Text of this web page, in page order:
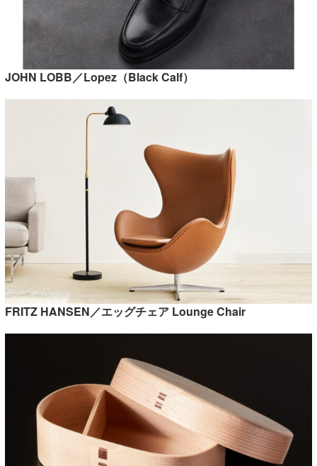
JOHN LOBB／Lopez（Black Calf）
FRITZ HANSEN／エッグチェア Lounge Chair